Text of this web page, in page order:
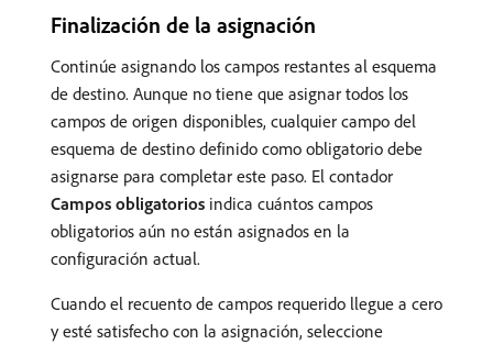
Finalización de la asignación
Continúe asignando los campos restantes al esquema
de destino. Aunque no tiene que asignar todos los
campos de origen disponibles, cualquier campo del
esquema de destino definido como obligatorio debe
asignarse para completar este paso. El contador
Campos obligatorios indica cuántos campos
obligatorios aún no están asignados en la
configuración actual.
Cuando el recuento de campos requerido llegue a cero
y esté satisfecho con la asignación, seleccione